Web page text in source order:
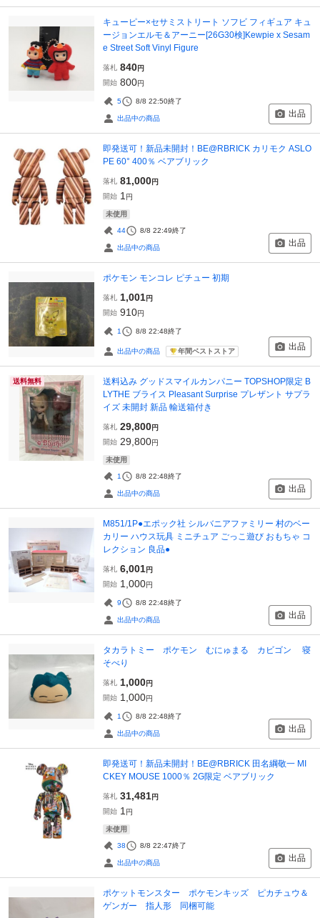
キューピー×セサミストリート ソフビ フィギュア キュ
ージョンエルモ＆アーニー[26G30検]Kewpie x Sesam
e Street Soft Vinyl Figure
落札 840円
開始 800円
5 8/8 22:50終了
出品中の商品 出品
即発送可！新品未開封！BE@RBRICK カリモク ASLO
PE 60° 400％ ベアブリック
落札 81,000円
開始 1 円
未使用
44 8/8 22:49終了
出品中の商品 出品
ポケモン モンコレ ピチュー 初期
落札 1,001円
開始 910円
1 8/8 22:48終了
出品中の商品 年間ベストストア 出品
送料無料
送料込み グッドスマイルカンパニー TOPSHOP限定 B
LYTHE ブライス Pleasant Surprise プレザント サプラ
イズ 未開封 新品 輸送箱付き
落札 29,800円
開始 29,800円
未使用
1 8/8 22:48終了
出品中の商品 出品
M851/1P●エポック社 シルバニアファミリー 村のベー
カリー ハウス玩具 ミニチュア ごっこ遊び おもちゃ コ
レクション 良品●
落札 6,001円
開始 1,000円
9 8/8 22:48終了
出品中の商品 出品
タカラトミー ポケモン むにゅまる カビゴン 寝
そべり
落札 1,000円
開始 1,000円
1 8/8 22:48終了
出品中の商品 出品
即発送可！新品未開封！BE@RBRICK 田名綱敬一 MI
CKEY MOUSE 1000％ 2G限定 ベアブリック
落札 31,481円
開始 1 円
未使用
38 8/8 22:47終了
出品中の商品 出品
ポケットモンスター ポケモンキッズ ピカチュウ＆
ゲンガー 指人形 同梱可能